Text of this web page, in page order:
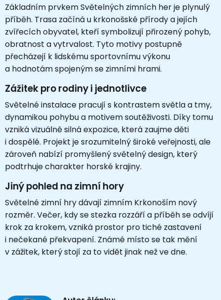
Základním prvkem Světelných zimních her je plynulý
příběh. Trasa začíná u krkonošské přírody a jejích
zvířecích obyvatel, kteří symbolizují přirozený pohyb,
obratnost a vytrvalost. Tyto motivy postupně
přecházejí k lidskému sportovnímu výkonu
a hodnotám spojeným se zimními hrami.
Zážitek pro rodiny i jednotlivce
Světelné instalace pracují s kontrastem světla a tmy,
dynamikou pohybu a motivem soutěživosti. Díky tomu
vzniká vizuálně silná expozice, která zaujme děti
i dospělé. Projekt je srozumitelný široké veřejnosti, ale
zároveň nabízí promyšlený světelný design, který
podtrhuje charakter horské krajiny.
Jiný pohled na zimní hory
Světelné zimní hry dávají zimním Krkonoším nový
rozměr. Večer, kdy se stezka rozzáří a příběh se odvíjí
krok za krokem, vzniká prostor pro tiché zastavení
i nečekané překvapení. Známé místo se tak mění
v zážitek, který stojí za to vidět jinak než ve dne.